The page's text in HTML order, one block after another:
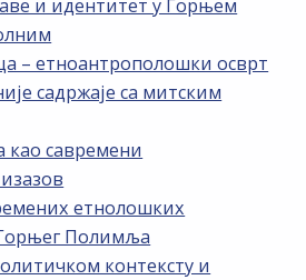
и идентитет у Горњем
– етноантрополошки осврт
садржаје са митским
као савремени
етнолошких
Полимља
контексту и